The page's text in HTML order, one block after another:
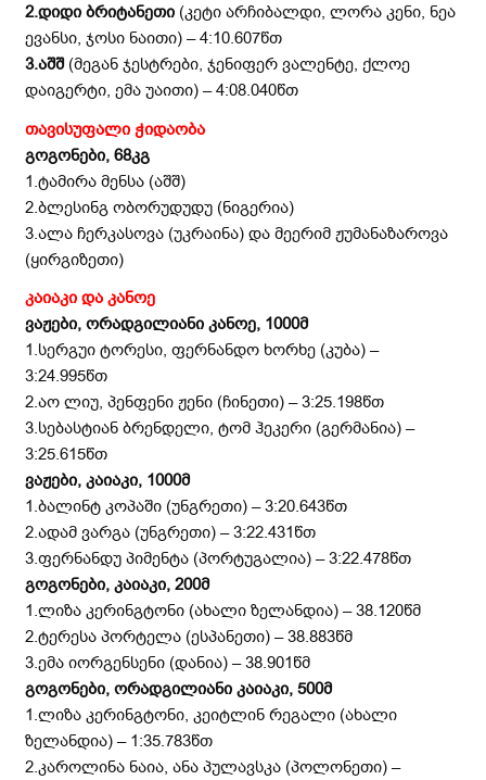
2.დიდი ბრიტანეთი(კეტი არჩიბალდი, ლორა კენი, ნეა
ევანსი, ჯოსი ნაითი) – 4:10.607წთ
3.აშშ(მეგან ჯესტრები, ჯენიფერ ვალენტე, ქლოე
დაიგერტი, ემა უაითი) – 4:08.040წთ
თავისუფალი ჭიდაობა
გოგონები, 68კგ
1.ტამირა მენსა (აშშ)
2.ბლესინგ ობორუდუდუ (ნიგერია)
3.ალა ჩერკასოვა (უკრაინა) და მეერიმ ჟუმანაზაროვა
(ყირგიზეთი)
კაიაკი და კანოე
ვაჟები, ორადგილიანი კანოე, 1000მ
1.სერგუი ტორესი, ფერნანდო ხორხე (კუბა) –
3:24.995წთ
2.აო ლიუ, პენფენი ჟენი (ჩინეთი) – 3:25.198წთ
3.სებასტიან ბრენდელი, ტომ ჰეკერი (გერმანია) –
3:25.615წთ
ვაჟები, კაიაკი, 1000მ
1.ბალინტ კოპაში (უნგრეთი) – 3:20.643წთ
2.ადამ ვარგა (უნგრეთი) – 3:22.431წთ
3.ფერნანდუ პიმენტა (პორტუგალია) – 3:22.478წთ
გოგონები, კაიაკი, 200მ
1.ლიზა კერინგტონი (ახალი ზელანდია) – 38.120წმ
2.ტერესა პორტელა (ესპანეთი) – 38.883წმ
3.ემა იორგენსენი (დანია) – 38.901წმ
გოგონები, ორადგილიანი კაიაკი, 500მ
1.ლიზა კერინგტონი, კეიტლინ რეგალი (ახალი
ზელანდია) – 1:35.783წთ
2.კაროლინა ნაია, ანა პულავსკა (პოლონეთი) –